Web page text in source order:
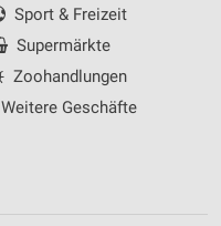
Sport & Freizeit
Supermärkte
Zoohandlungen
Weitere Geschäfte